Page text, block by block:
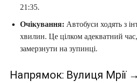
21:35.
Очікування: Автобуси ходять з
хвилин. Це цілком адекватний
замерзнути на зупинці.
Напрямок: Вулиця Мрії